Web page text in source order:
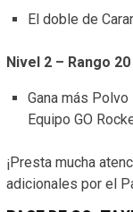
El doble de
Nivel 2 – Rango 20
Gana más
Equipo GO
¡Presta mucha
adicionales por el